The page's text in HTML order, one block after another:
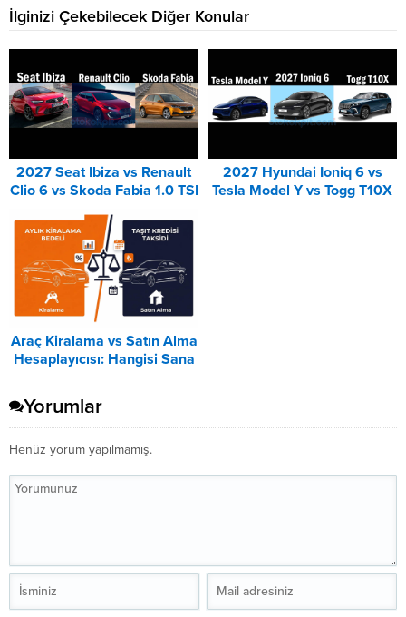
İlginizi Çekebilecek Diğer Konular
2027 Seat Ibiza vs Renault
Clio 6 vs Skoda Fabia 1.0 TSI
2027 Hyundai Ioniq 6 vs
Tesla Model Y vs Togg T10X
Araç Kiralama vs Satın Alma
Hesaplayıcısı: Hangisi Sana
Yorumlar
Henüz yorum yapılmamış.